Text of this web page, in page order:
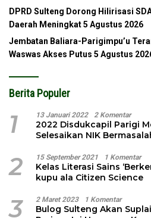
DPRD Sulteng Dorong Hilirisasi
Daerah Meningkat5 Agustus 2026
Jembatan Baliara-Parigimpu’u
Waswas Akses Putus 5 Agustus
Berita Populer
1 13 Januari 2022 2 Komentar
2022 Disdukcapil Parigi
Selesaikan NIK
2 15 September 2021 1 Komentar
Kelas Literasi Sains
kupu ala Citizen Science
3 2 Maret 2023 1 Komentar
Bulog Sulteng Akan